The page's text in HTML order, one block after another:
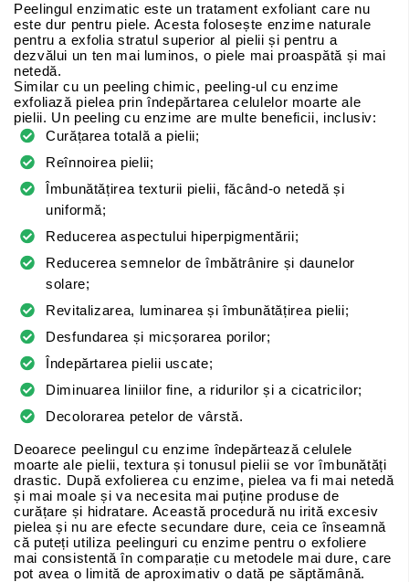
Peelingul enzimatic este un tratament exfoliant care nu
este dur pentru piele. Acesta folosește enzime naturale
pentru a exfolia stratul superior al pielii și pentru a
dezvălui un ten mai luminos, o piele mai proaspătă și mai
netedă.
Similar cu un peeling chimic, peeling-ul cu enzime
exfoliază pielea prin îndepărtarea celulelor moarte ale
pielii. Un peeling cu enzime are multe beneficii, inclusiv:
Curățarea totală a pielii;
Reînnoirea pielii;
Îmbunătățirea texturii pielii, făcând-o netedă și
uniformă;
Reducerea aspectului hiperpigmentării;
Reducerea semnelor de îmbătrânire și daunelor
solare;
Revitalizarea, luminarea și îmbunătățirea pielii;
Desfundarea și micșorarea porilor;
Îndepărtarea pielii uscate;
Diminuarea liniilor fine, a ridurilor și a cicatricilor;
Decolorarea petelor de vârstă.
Deoarece peelingul cu enzime îndepărtează celulele
moarte ale pielii, textura și tonusul pielii se vor îmbunătăți
drastic. După exfolierea cu enzime, pielea va fi mai netedă
și mai moale și va necesita mai puține produse de
curățare și hidratare. Această procedură nu irită excesiv
pielea și nu are efecte secundare dure, ceia ce înseamnă
că puteți utiliza peelinguri cu enzime pentru o exfoliere
mai consistentă în comparație cu metodele mai dure, care
pot avea o limită de aproximativ o dată pe săptămână.